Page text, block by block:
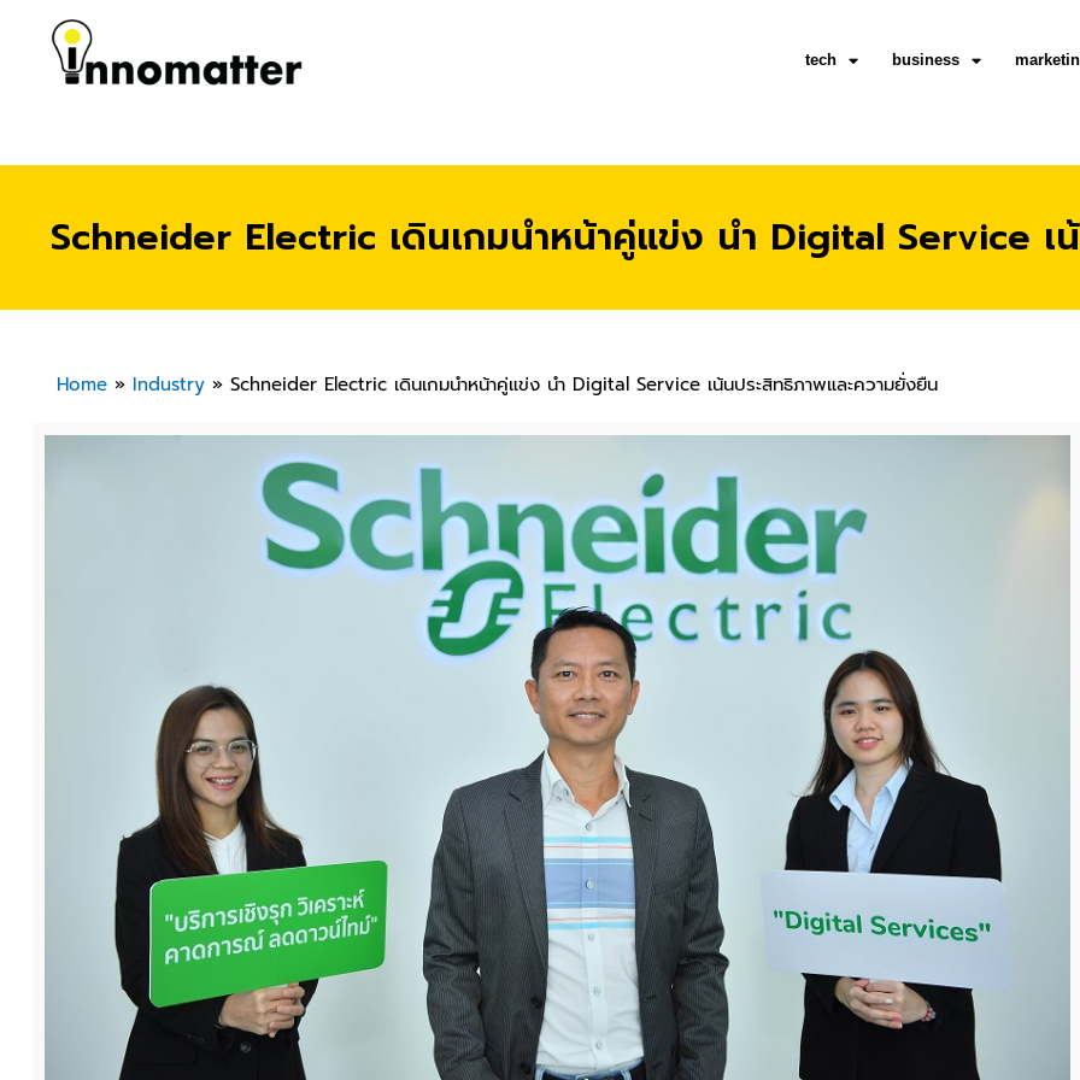
tech business
Schneider Electric เดินเกมนำหน้าคู่แข่ง นำ Digital Service เ
Home» Industry» Schneider Electric เดินเกมนำหน้าคู่แข่ง นำ Digital Service เน้นประสิทธิภาพและความยั่งยืน